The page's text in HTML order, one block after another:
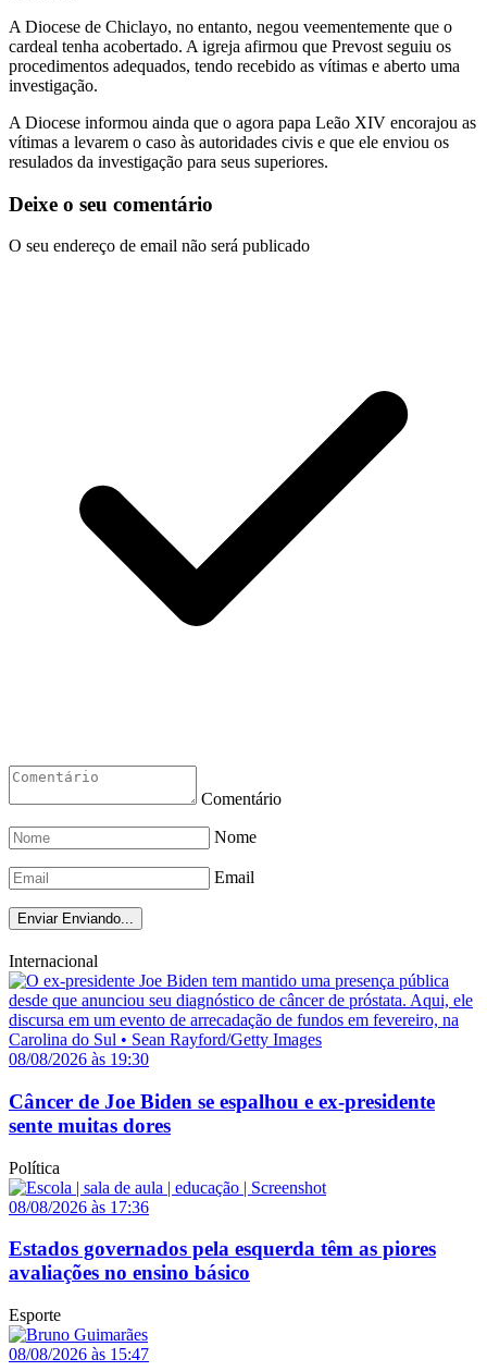
A Diocese de Chiclayo, no entanto, negou veementemente que o
cardeal tenha acobertado. A igreja afirmou que Prevost seguiu os
procedimentos adequados, tendo recebido as vítimas e aberto uma
investigação.
A Diocese informou ainda que o agora papa Leão XIV encorajou as
vítimas a levarem o caso às autoridades civis e que ele enviou os
resulados da investigação para seus superiores.
Deixe o seu comentário
O seu endereço de email não será publicado
Comentário
Nome
Email
Enviar Enviando...
Internacional
08/08/2026 às 19:30
Câncer de Joe Biden se espalhou e ex-presidente
sente muitas dores
Política
08/08/2026 às 17:36
Estados governados pela esquerda têm as piores
avaliações no ensino básico
Esporte
08/08/2026 às 15:47